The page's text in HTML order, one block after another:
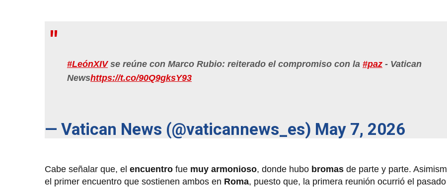
#LeónXIVse reúne con Marco Rubio: reiterado el compromiso con la #paz - Vatican
Newshttps://t.co/90Q9gksY93
— Vatican News (@vaticannews_es) May 7, 2026
Cabe señalar que, el encuentro fue muy armonioso, donde hubo bromas de parte y parte.
el primer encuentro que sostienen ambos en Roma, puesto que, la primera reunión ocurrió el